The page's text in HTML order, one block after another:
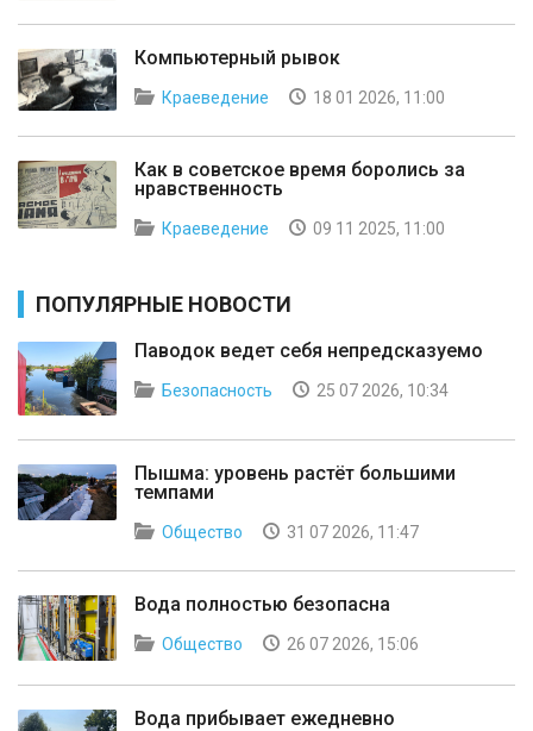
Компьютерный рывок
Краеведение 18 01 2026, 11:00
Как в советское время боролись за
нравственность
Краеведение 09 11 2025, 11:00
ПОПУЛЯРНЫЕ НОВОСТИ
Паводок ведет себя непредсказуемо
Безопасность 25 07 2026, 10:34
Пышма: уровень растёт большими
темпами
Общество 31 07 2026, 11:47
Вода полностью безопасна
Общество 26 07 2026, 15:06
Вода прибывает ежедневно